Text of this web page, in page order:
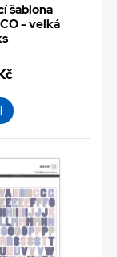
šablona
- velká